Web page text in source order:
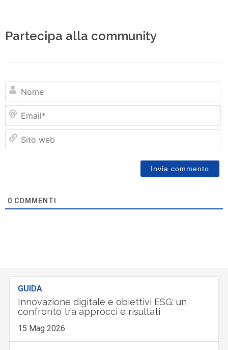
Partecipa alla community
0 COMMENTI
GUIDA
Innovazione digitale e obiettivi ESG: un
confronto tra approcci e risultati
15 Mag 2026